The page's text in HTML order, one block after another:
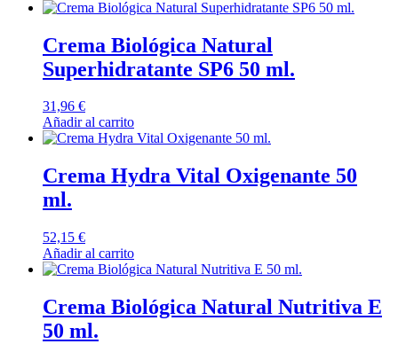
Crema Biológica Natural
Superhidratante SP6 50 ml.
31,96 €
Añadir al carrito
Crema Hydra Vital Oxigenante 50
ml.
52,15 €
Añadir al carrito
Crema Biológica Natural Nutritiva E
50 ml.